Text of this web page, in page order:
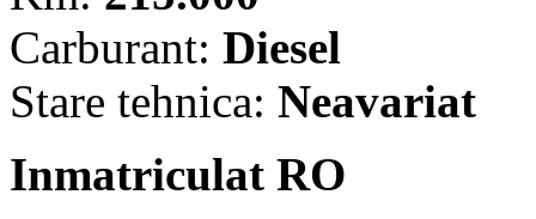
Carburant: Diesel
Stare tehnica: Neavariat
Inmatriculat RO